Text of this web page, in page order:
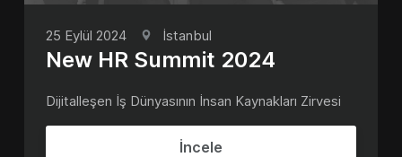
25 Eylül 2024 İstanbul
New HR Summit 2024
Dijitalleşen İş Dünyasının İnsan Kaynakları Zirvesi
İncele